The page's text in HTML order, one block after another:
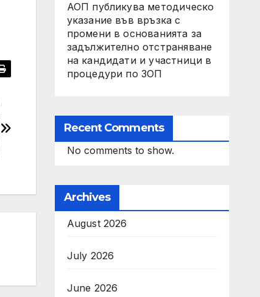
АОП публикува методическо
указание във връзка с
промени в основанията за
задължително отстраняване
на кандидати и участници в
процедури по ЗОП
Recent Comments
No comments to show.
Archives
August 2026
July 2026
June 2026